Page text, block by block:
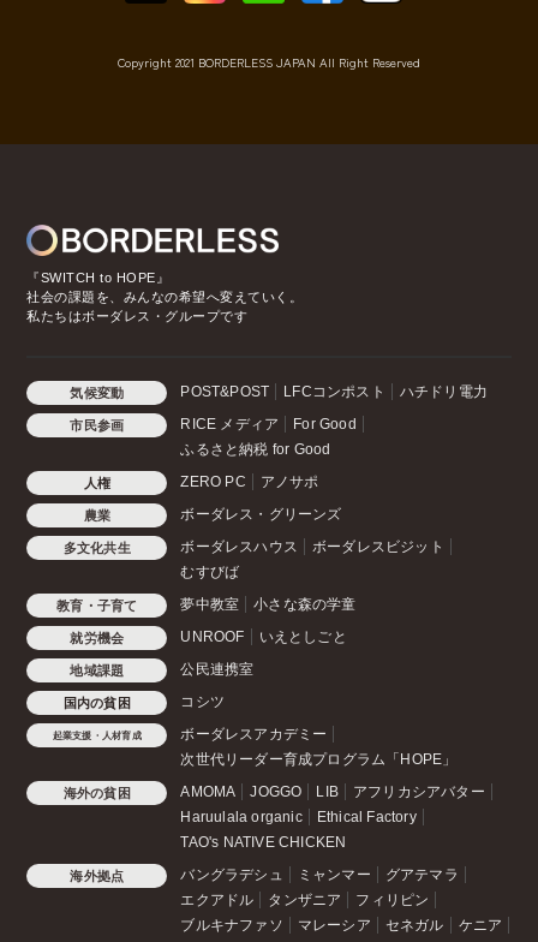
Copyright 2021 BORDERLESS JAPAN All Right Reserved
『SWITCH to HOPE』
社会の課題を、みんなの希望へ変えていく。
私たちはボーダレス・グループです
気候変動 POST&POST LFCコンポスト ハチドリ電力
市民参画 RICE メディア
For Good
ふるさと納税 for Good
人権 ZERO PC アノサポ
農業 ボーダレス・グリーンズ
多文化共生 ボーダレスハウス
ボーダレスビジット
むすびば
教育・子育て 夢中教室 小さな森の学童
就労機会 UNROOF いえとしごと
地域課題 公民連携室
国内の貧困 コシツ
起業支援・人材育成
ボーダレスアカデミー
次世代リーダー育成プログラム「HOPE」
海外の貧困 AMOMA JOGGO LIB
アフリカシアバター
Haruulala organic
Ethical Factory
TAO's NATIVE CHICKEN
海外拠点 バングラデシュ ミャンマー
グアテマラ
エクアドル
タンザニア
フィリピン
ブルキナファソ
マレーシア セネガル ケニア